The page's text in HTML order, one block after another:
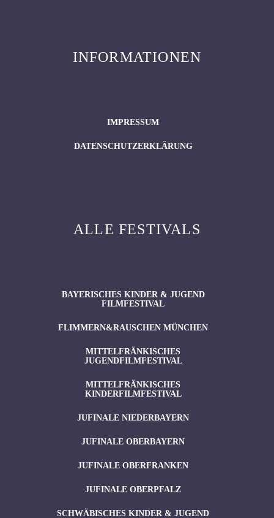
INFORMATIONEN
IMPRESSUM
DATENSCHUTZERKLÄRUNG
ALLE FESTIVALS
BAYERISCHES KINDER & JUGEND
FILMFESTIVAL
FLIMMERN&RAUSCHEN MÜNCHEN
MITTELFRÄNKISCHES
JUGENDFILMFESTIVAL
MITTELFRÄNKISCHES
KINDERFILMFESTIVAL
JUFINALE NIEDERBAYERN
JUFINALE OBERBAYERN
JUFINALE OBERFRANKEN
JUFINALE OBERPFALZ
SCHWÄBISCHES KINDER & JUGEND